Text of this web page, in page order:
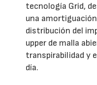
tecnología Grid,
una
distribución del
upper de malla
transpirabilidad y
día.